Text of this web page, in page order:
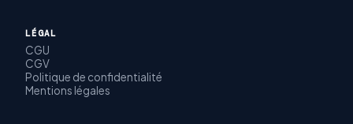
LÉGAL
CGU
CGV
Politique de confidentialité
Mentions légales